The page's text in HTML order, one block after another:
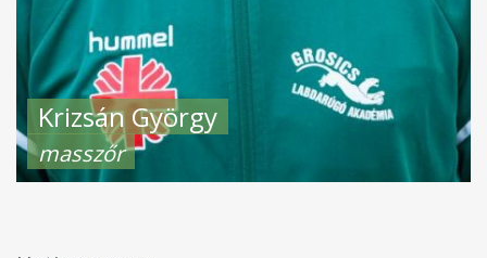
Krizsán György
masszőr